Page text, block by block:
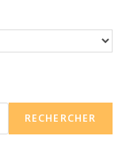
RECHERCHER